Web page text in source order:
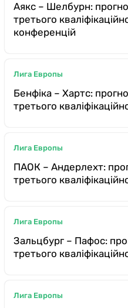
Аякс – Шелбурн:
третього
конференцій
Лига Европы
Бенфіка – Хартс:
третього
Лига Европы
ПАОК – Андерлехт:
третього
Лига Европы
Зальцбург – Пафос:
третього
Лига Европы